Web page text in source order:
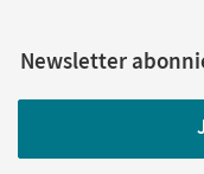
Newsletter